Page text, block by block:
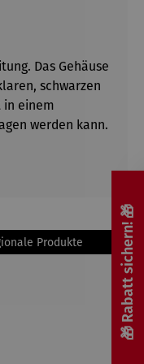
Das Gehäuse
schwarzen
in einem
werden kann.
Produkte 🎁 Rabatt sichern! 🎁